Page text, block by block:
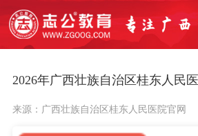
2026年广西壮族自治区桂东人民
来源：广西壮族自治区桂东人民医院官网